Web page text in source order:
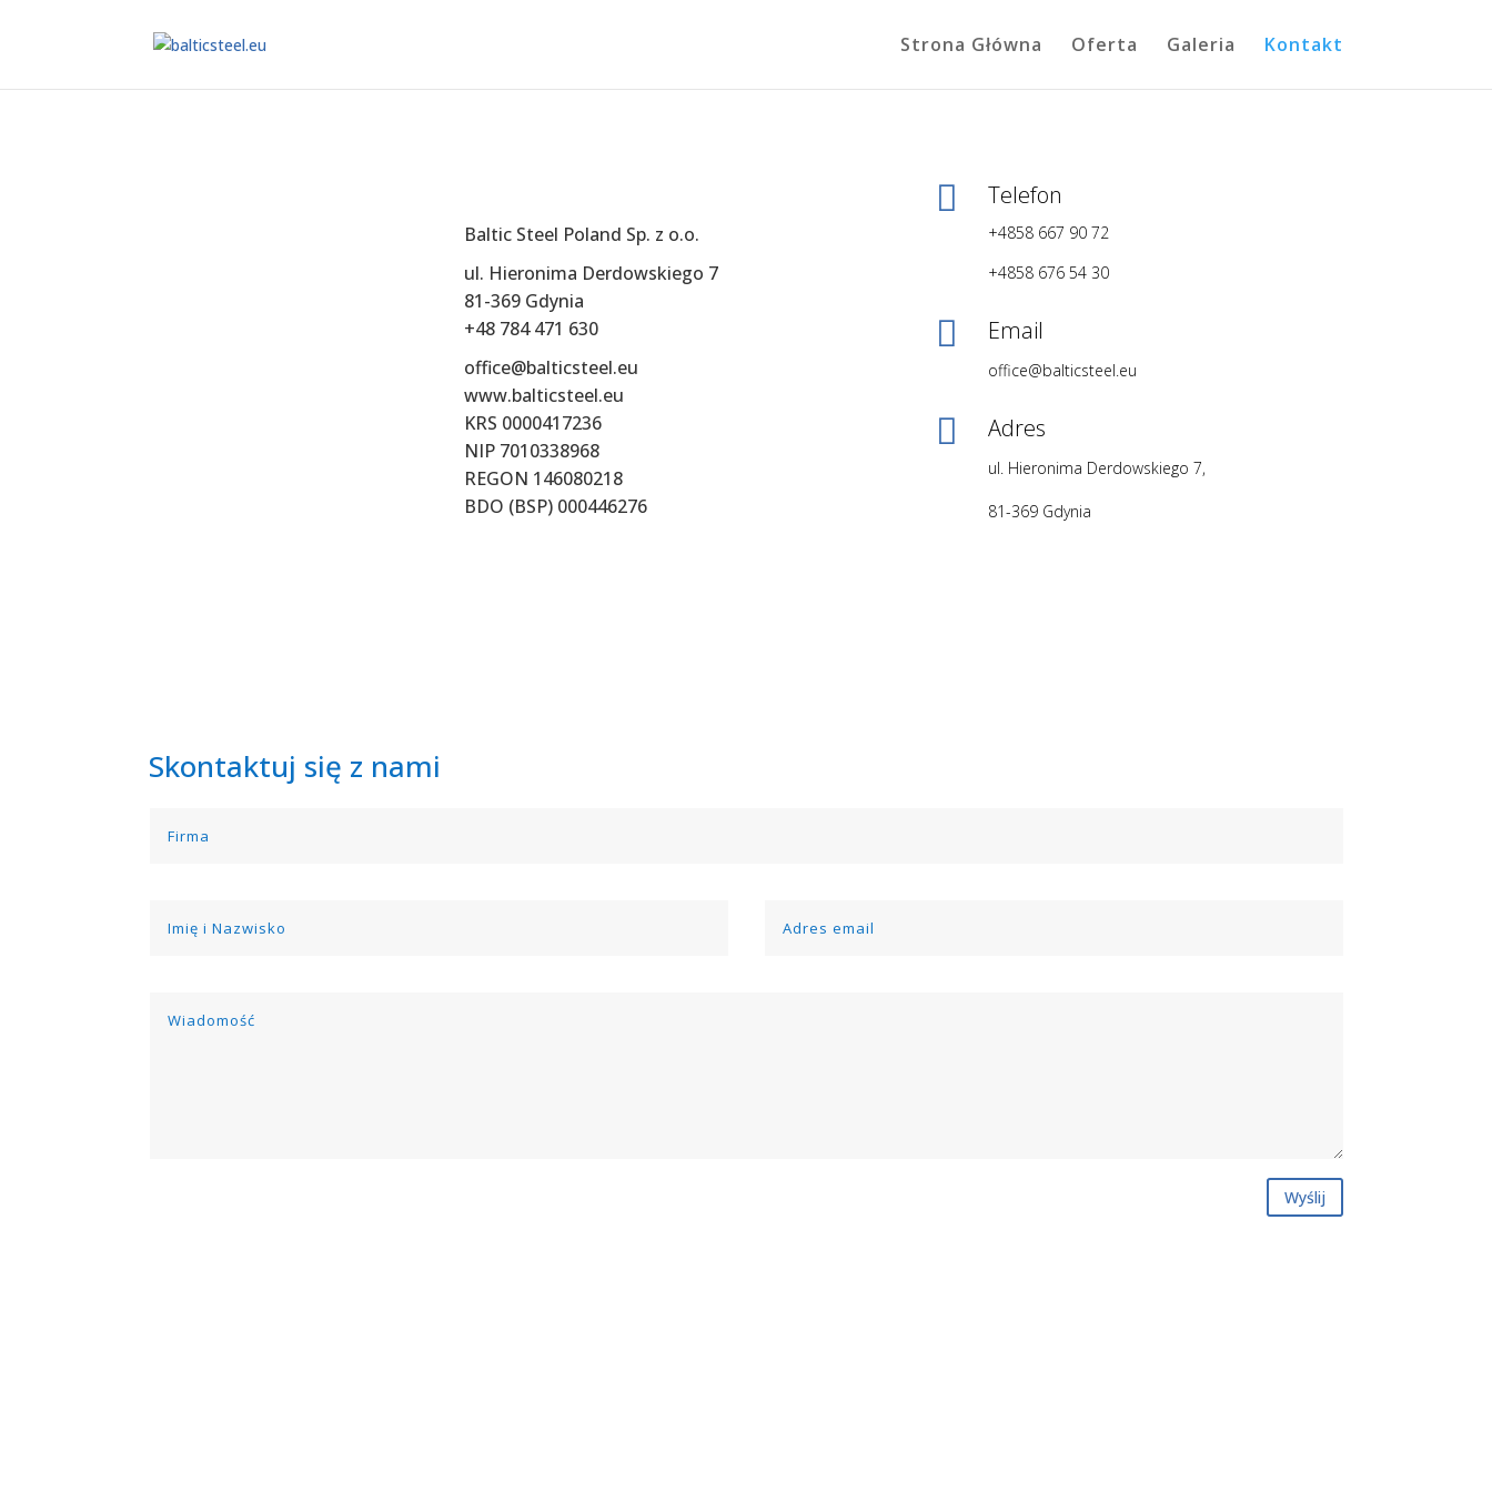
Strona Główna Oferta Galeria Kontakt
Baltic Steel Poland Sp. z o.o.
ul. Hieronima Derdowskiego 7
81-369 Gdynia
+48 784 471 630
office@balticsteel.eu
www.balticsteel.eu
KRS 0000417236
NIP 7010338968
REGON 146080218
BDO (BSP) 000446276
 Telefon
+4858 667 90 72
+4858 676 54 30
 Email
office@balticsteel.eu
 Adres
ul. Hieronima Derdowskiego 7,
81-369 Gdynia
Skontaktuj się z nami
Wyślij